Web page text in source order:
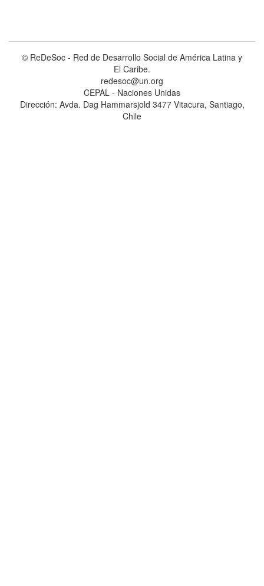
© ReDeSoc - Red de Desarrollo Social de América Latina y
El Caribe.
redesoc@un.org
CEPAL - Naciones Unidas
Dirección: Avda. Dag Hammarsjold 3477 Vitacura, Santiago,
Chile